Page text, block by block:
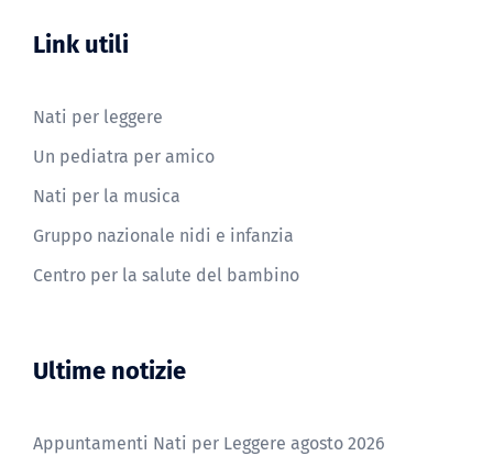
Link utili
Nati per leggere
Un pediatra per amico
Nati per la musica
Gruppo nazionale nidi e infanzia
Centro per la salute del bambino
Ultime notizie
Appuntamenti Nati per Leggere agosto 2026